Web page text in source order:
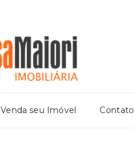
Venda seu Imóvel Contato